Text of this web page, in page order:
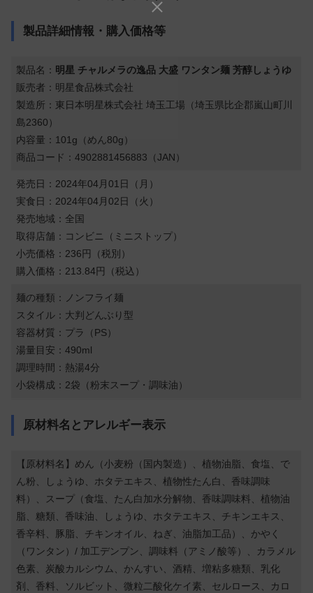
製品詳細情報・購入価格等
製品名： 明星 チャルメラの逸品 大盛 ワンタン麺 芳醇しょうゆ
販売者：明星食品株式会社
製造所：東日本明星株式会社 埼玉工場（埼玉県比企郡嵐山町川
島2360）
内容量：101g（めん80g）
商品コード：4902881456883（JAN）
発売日：2024年04月01日（月）
実食日：2024年04月02日（火）
発売地域：全国
取得店舗：コンビニ（ミニストップ）
小売価格：236円（税別）
購入価格：213.84円（税込）
麺の種類：ノンフライ麺
スタイル：大判どんぶり型
容器材質：プラ（PS）
湯量目安：490ml
調理時間：熱湯4分
小袋構成：2袋（粉末スープ・調味油）
原材料名とアレルギー表示
【原材料名】めん（小麦粉（国内製造）、植物油脂、食塩、で
ん粉、しょうゆ、ホタテエキス、植物性たん白、香味調味
料）、スープ（食塩、たん白加水分解物、香味調味料、植物油
脂、糖類、香味油、しょうゆ、ホタテエキス、チキンエキス、
香辛料、豚脂、チキンオイル、ねぎ、油脂加工品）、かやく
（ワンタン）/ 加工デンプン、調味料（アミノ酸等）、カラメル
色素、炭酸カルシウム、かんすい、酒精、増粘多糖類、乳化
剤、香料、ソルビット、微粒二酸化ケイ素、セルロース、カロ